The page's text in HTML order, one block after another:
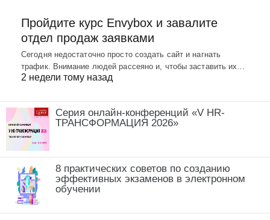
Пройдите курс Envybox и завалите
отдел продаж заявками
Сегодня недостаточно просто создать сайт и нагнать
трафик. Внимание людей рассеяно и, чтобы заставить их…
2 недели тому назад
Серия онлайн-конференций «V HR-
ТРАНСФОРМАЦИЯ 2026»
8 практических советов по созданию
эффективных экзаменов в электронном
обучении